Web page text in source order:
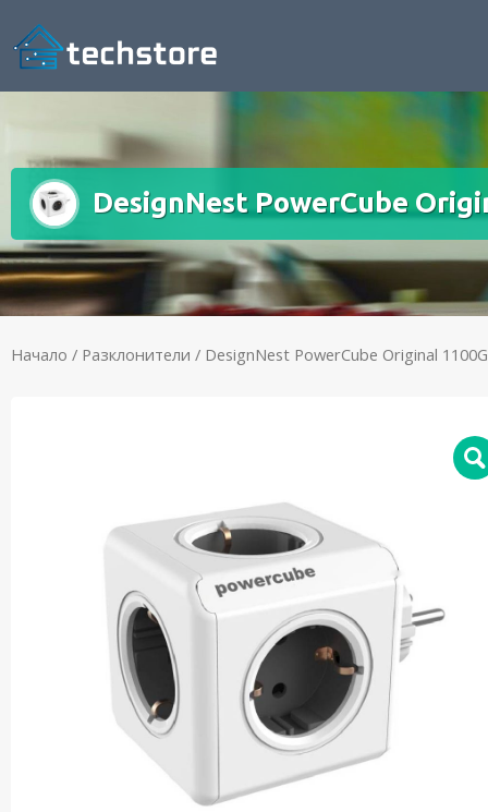
DesignNest PowerCube
Начало / Разклонители / DesignNest PowerCube Original